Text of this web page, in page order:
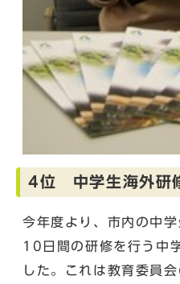
4位 中学生海外研
今年度より、市内の中
10日間の研修を行う中
した。これは教育委員